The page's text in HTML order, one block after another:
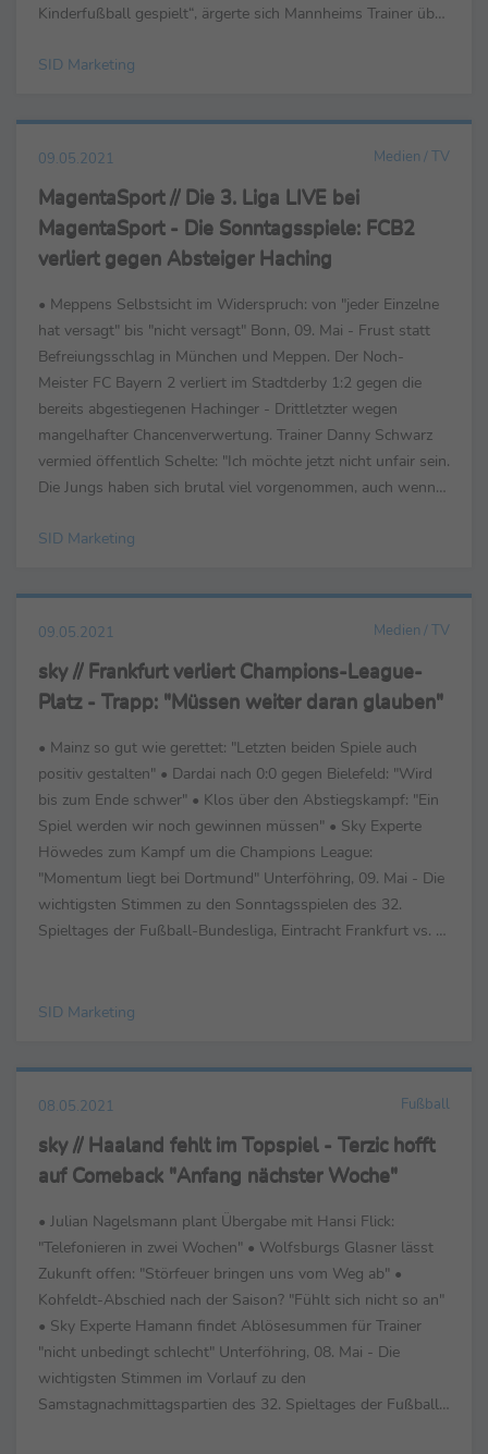
Kinderfußball gespielt“, ärgerte sich Mannheims Trainer über
SID Marketing
09.05.2021 Medien / TV
MagentaSport // Die 3. Liga LIVE bei
MagentaSport - Die Sonntagsspiele: FCB2
verliert gegen Absteiger Haching
• Meppens Selbstsicht im Widerspruch: von "jeder Einzelne
hat versagt" bis "nicht versagt" Bonn, 09. Mai - Frust statt
Befreiungsschlag in München und Meppen. Der Noch-
Meister FC Bayern 2 verliert im Stadtderby 1:2 gegen die
bereits abgestiegenen Hachinger - Drittletzter wegen
mangelhafter Chancenverwertung. Trainer Danny Schwarz
vermied öffentlich Schelte: "Ich möchte jetzt nicht unfair sein.
Die Jungs haben sich brutal viel vorgenommen, auch wenn
SID Marketing
09.05.2021 Medien / TV
sky // Frankfurt verliert Champions-League-
Platz - Trapp: "Müssen weiter daran glauben"
• Mainz so gut wie gerettet: "Letzten beiden Spiele auch
positiv gestalten" • Dardai nach 0:0 gegen Bielefeld: "Wird
bis zum Ende schwer" • Klos über den Abstiegskampf: "Ein
Spiel werden wir noch gewinnen müssen" • Sky Experte
Höwedes zum Kampf um die Champions League:
"Momentum liegt bei Dortmund" Unterföhring, 09. Mai - Die
wichtigsten Stimmen zu den Sonntagsspielen des 32.
Spieltages der Fußball-Bundesliga, Eintracht Frankfurt vs. 1.
SID Marketing
08.05.2021 Fußball
sky // Haaland fehlt im Topspiel - Terzic hofft
auf Comeback "Anfang nächster Woche"
• Julian Nagelsmann plant Übergabe mit Hansi Flick:
"Telefonieren in zwei Wochen" • Wolfsburgs Glasner lässt
Zukunft offen: "Störfeuer bringen uns vom Weg ab" •
Kohfeldt-Abschied nach der Saison? "Fühlt sich nicht so an"
• Sky Experte Hamann findet Ablösesummen für Trainer
"nicht unbedingt schlecht" Unterföhring, 08. Mai - Die
wichtigsten Stimmen im Vorlauf zu den
Samstagnachmittagspartien des 32. Spieltages der Fußball-